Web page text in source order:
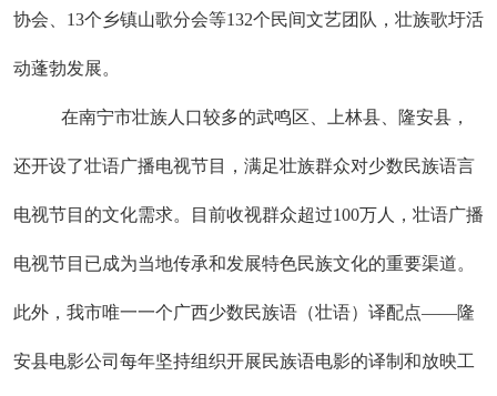
协会、13个乡镇山歌分会等132个民间文艺团队，壮族歌圩活
动蓬勃发展。
在南宁市壮族人口较多的武鸣区、上林县、隆安县，
还开设了壮语广播电视节目，满足壮族群众对少数民族语言
电视节目的文化需求。目前收视群众超过100万人，壮语广播
电视节目已成为当地传承和发展特色民族文化的重要渠道。
此外，我市唯一一个广西少数民族语（壮语）译配点——隆
安县电影公司每年坚持组织开展民族语电影的译制和放映工